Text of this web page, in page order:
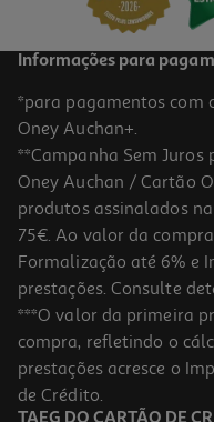
Jg Dragon Ball Z Ps5 Ka
49.89 €/un
49,89 €
Informações para
*para pagamentos com
Oney Auchan+.
**Campanha Sem
Oney Auchan / Cartão
produtos assinalados
75€. Ao valor da
Formalização até 6% e
prestações. Consulte
***O valor da primeira
compra, refletindo o
prestações acresce o
de Crédito.
TAEG DO CARTÃO DE